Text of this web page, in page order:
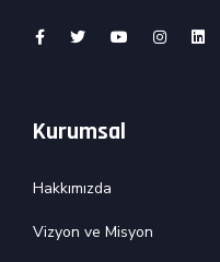
Kurumsal
Hakkımızda
Vizyon ve Misyon